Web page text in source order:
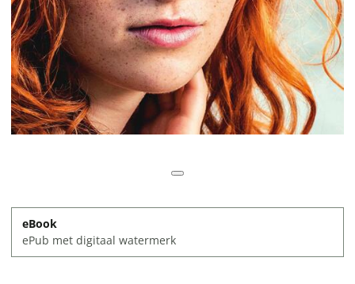
eBook
ePub met digitaal watermerk